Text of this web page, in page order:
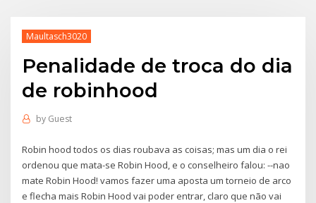
Maultasch3020
Penalidade de troca do dia
de robinhood
by Guest
Robin hood todos os dias roubava as coisas; mas um dia o rei
ordenou que mata-se Robin Hood, e o conselheiro falou: --nao
mate Robin Hood! vamos fazer uma aposta um torneio de arco
e flecha mais Robin Hood vai poder entrar, claro que não vai